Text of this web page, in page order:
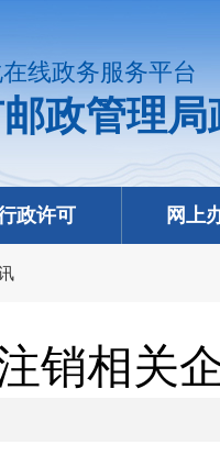
线政务服务平台
政管理
政许可 网上
销相关